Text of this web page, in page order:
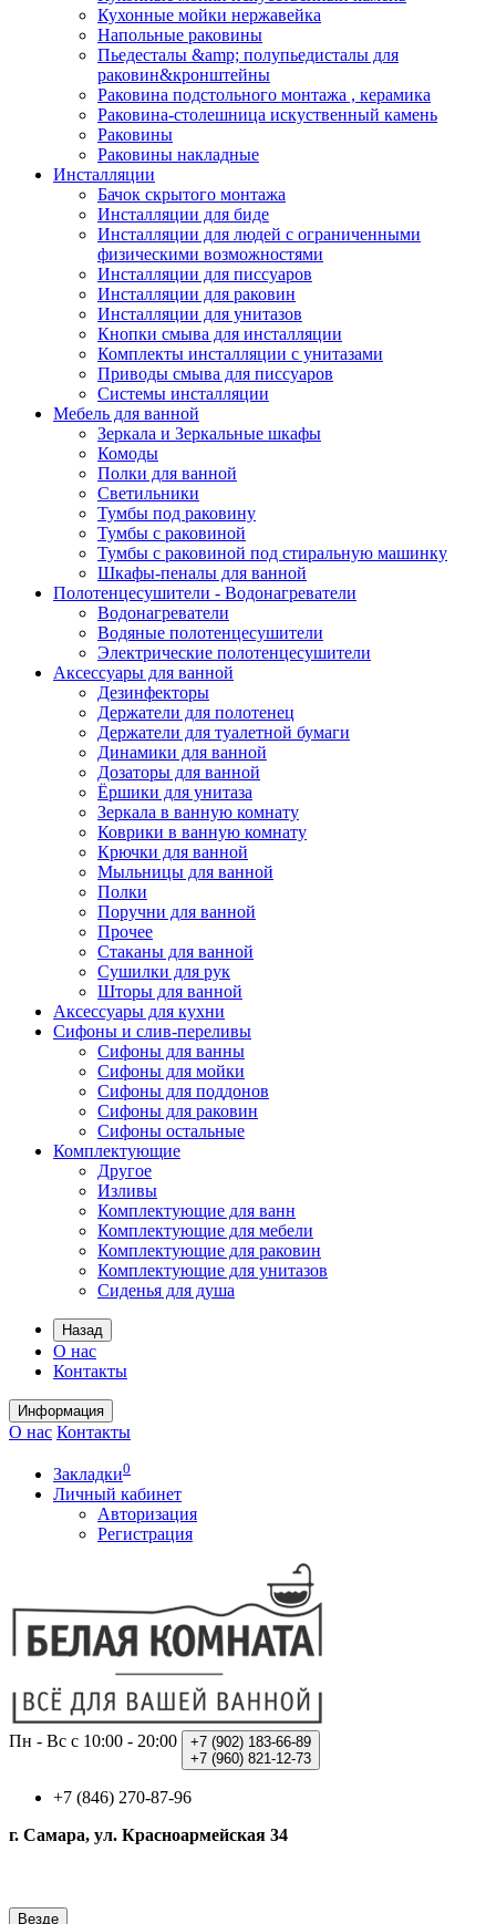
Кухонные мойки нержавейка
Напольные раковины
Пьедесталы &amp; полупьедисталы для
раковин&кронштейны
Раковина подстольного монтажа , керамика
Раковина-столешница искуственный камень
Раковины
Раковины накладные
Инсталляции
Бачок скрытого монтажа
Инсталляции для биде
Инсталляции для людей с ограниченными
физическими возможностями
Инсталляции для писсуаров
Инсталляции для раковин
Инсталляции для унитазов
Кнопки смыва для инсталляции
Комплекты инсталляции с унитазами
Приводы смыва для писсуаров
Системы инсталляции
Мебель для ванной
Зеркала и Зеркальные шкафы
Комоды
Полки для ванной
Светильники
Тумбы под раковину
Тумбы с раковиной
Тумбы с раковиной под стиральную машинку
Шкафы-пеналы для ванной
Полотенцесушители - Водонагреватели
Водонагреватели
Водяные полотенцесушители
Электрические полотенцесушители
Аксессуары для ванной
Дезинфекторы
Держатели для полотенец
Держатели для туалетной бумаги
Динамики для ванной
Дозаторы для ванной
Ёршики для унитаза
Зеркала в ванную комнату
Коврики в ванную комнату
Крючки для ванной
Мыльницы для ванной
Полки
Поручни для ванной
Прочее
Стаканы для ванной
Сушилки для рук
Шторы для ванной
Аксессуары для кухни
Сифоны и слив-переливы
Сифоны для ванны
Сифоны для мойки
Сифоны для поддонов
Сифоны для раковин
Сифоны остальные
Комплектующие
Другое
Изливы
Комплектующие для ванн
Комплектующие для мебели
Комплектующие для раковин
Комплектующие для унитазов
Сиденья для душа
Назад
О нас
Контакты
Информация
О нас Контакты
Закладки0
Личный кабинет
Авторизация
Регистрация
Пн - Вс с 10:00 - 20:00 +7 (902) 183-66-89
+7 (960) 821-12-73
+7 (846) 270-87-96
г. Самара, ул. Красноармейская 34
Везде